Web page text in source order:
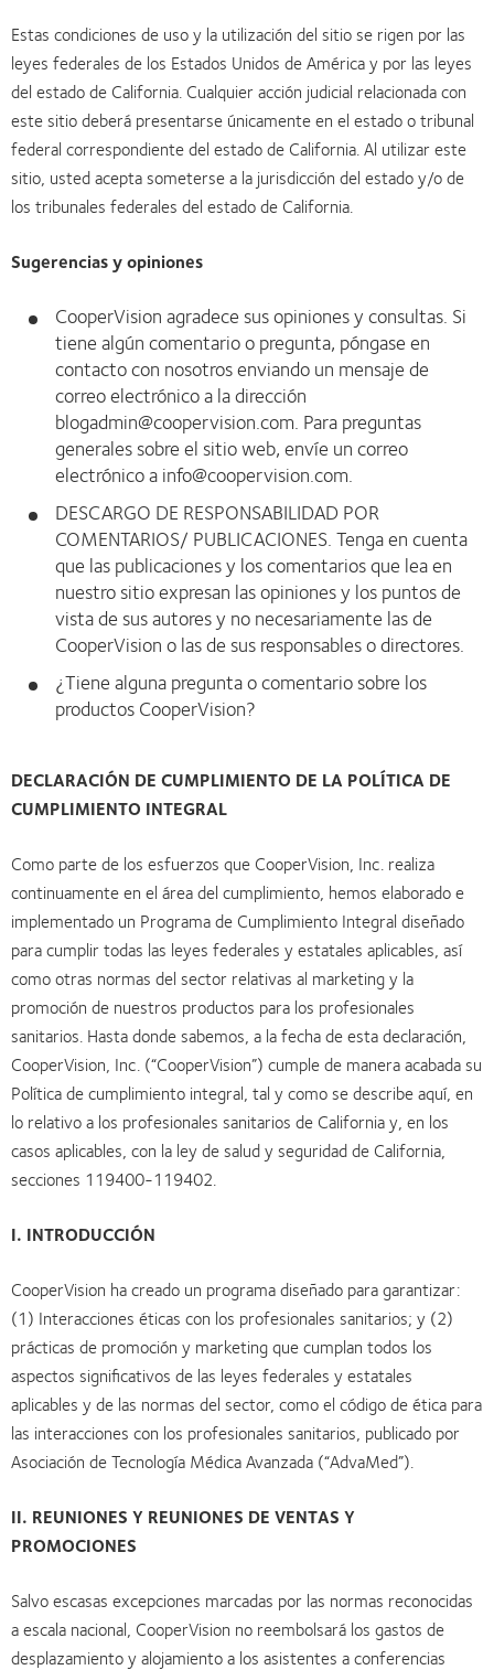
Estas condiciones de uso y la utilización del sitio se rigen por las
leyes federales de los Estados Unidos de América y por las leyes
del estado de California. Cualquier acción judicial relacionada con
este sitio deberá presentarse únicamente en el estado o tribunal
federal correspondiente del estado de California. Al utilizar este
sitio, usted acepta someterse a la jurisdicción del estado y/o de
los tribunales federales del estado de California.
Sugerencias y opiniones
CooperVision agradece sus opiniones y consultas. Si
tiene algún comentario o pregunta, póngase en
contacto con nosotros enviando un mensaje de
correo electrónico a la dirección
blogadmin@coopervision.com. Para preguntas
generales sobre el sitio web, envíe un correo
electrónico a info@coopervision.com.
DESCARGO DE RESPONSABILIDAD POR
COMENTARIOS/ PUBLICACIONES. Tenga en cuenta
que las publicaciones y los comentarios que lea en
nuestro sitio expresan las opiniones y los puntos de
vista de sus autores y no necesariamente las de
CooperVision o las de sus responsables o directores.
¿Tiene alguna pregunta o comentario sobre los
productos CooperVision?
DECLARACIÓN DE CUMPLIMIENTO DE LA POLÍTICA DE
CUMPLIMIENTO INTEGRAL
Como parte de los esfuerzos que CooperVision, Inc. realiza
continuamente en el área del cumplimiento, hemos elaborado e
implementado un Programa de Cumplimiento Integral diseñado
para cumplir todas las leyes federales y estatales aplicables, así
como otras normas del sector relativas al marketing y la
promoción de nuestros productos para los profesionales
sanitarios. Hasta donde sabemos, a la fecha de esta declaración,
CooperVision, Inc. (“CooperVision”) cumple de manera acabada su
Política de cumplimiento integral, tal y como se describe aquí, en
lo relativo a los profesionales sanitarios de California y, en los
casos aplicables, con la ley de salud y seguridad de California,
secciones 119400-119402.
I. INTRODUCCIÓN
CooperVision ha creado un programa diseñado para garantizar:
(1) Interacciones éticas con los profesionales sanitarios; y (2)
prácticas de promoción y marketing que cumplan todos los
aspectos significativos de las leyes federales y estatales
aplicables y de las normas del sector, como el código de ética para
las interacciones con los profesionales sanitarios, publicado por
Asociación de Tecnología Médica Avanzada (“AdvaMed”).
II. REUNIONES Y REUNIONES DE VENTAS Y
PROMOCIONES
Salvo escasas excepciones marcadas por las normas reconocidas
a escala nacional, CooperVision no reembolsará los gastos de
desplazamiento y alojamiento a los asistentes a conferencias